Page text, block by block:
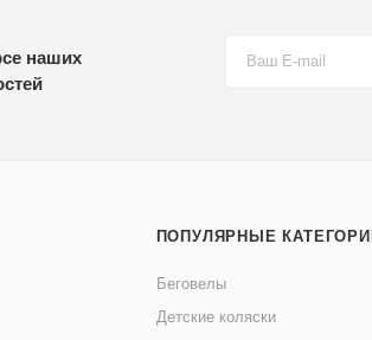
наших
ПОПУЛЯРНЫЕ
Беговелы
Детские коляски